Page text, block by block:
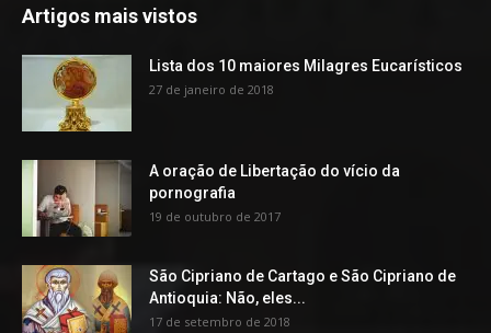
Artigos mais vistos
Lista dos 10 maiores Milagres Eucarísticos
27 de janeiro de 2018
A oração de Libertação do vício da
pornografia
19 de outubro de 2017
São Cipriano de Cartago e São Cipriano de
Antioquia: Não, eles...
17 de setembro de 2018